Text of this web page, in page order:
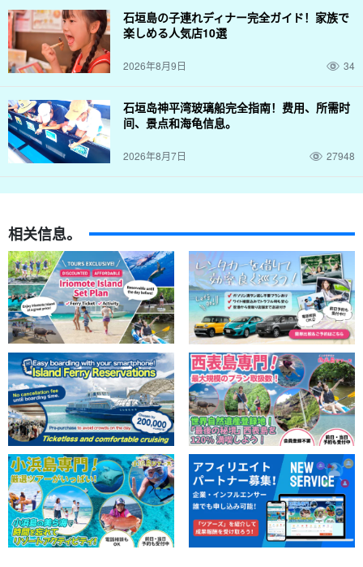
石垣島の子連れディナー完全ガイド！家族で
楽しめる人気店10選
2026年8月9日 34
石垣岛神平湾玻璃船完全指南！费用、所需时
间、景点和海龟信息。
2026年8月7日 27948
相关信息。